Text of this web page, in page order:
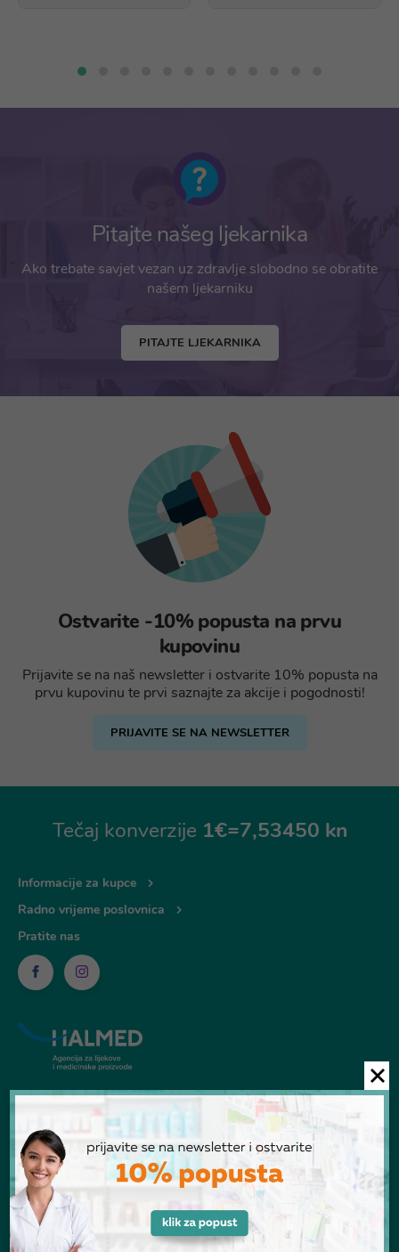
Pitajte našeg ljekarnika
Ako trebate savjet vezan uz zdravlje slobodno se obratite
našem ljekarniku
PITAJTE LJEKARNIKA
Ostvarite -10% popusta na prvu
kupovinu
Prijavite se na naš newsletter i ostvarite 10% popusta na
prvu kupovinu te prvi saznajte za akcije i pogodnosti!
PRIJAVITE SE NA NEWSLETTER
Tečaj konverzije 1€=7,53450 kn
Informacije za kupce
Radno vrijeme poslovnica
Pratite nas
© Ljekarna Talan 2026